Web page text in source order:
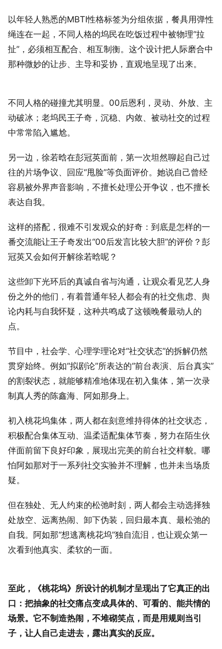
以年轻人熟悉的MBTI性格标签为分组依据，餐具用弹性
绳连在一起，不同人格的坞民在吃饭过程中被物理“拉
扯”，必须相互配合、相互制衡。这个设计把人际磨合中
那种微妙的让步、主导和妥协，直观地呈现了出来。
不同人格的碰撞尤其明显。00后恩利，灵动、外放、主
动破冰；老坞民王子奇，沉稳、内敛、被动社交的过程
中常常陷入尴尬。
另一边，徐若晗在彭冠英面前，第一次坦然聊起自己过
往的片场争议、回应“甩脸”等负面评价。她说自己曾经
容易被外界声音影响，不擅长处理公开争议，也不擅长
表达自我。
这样的搭配，很难不引发观众的好奇：到底是怎样的一
番交流能让王子奇发出“00后发言比较大胆”的评价？彭
冠英又会如何开解徐若晗呢？
这些卸下光环后的真诚自省与沟通，让观众看见艺人身
份之外的他们，有着普通年轻人都会有的社交焦虑、舆
论内耗与自我怀疑，这种共鸣成了这顿晚餐最动人的
点。
节目中，社会学、心理学理论对“社交状态”的拆解仍然
贯穿始终。例如“拟剧论”所表达的“前台表演、后台真实”
的割裂状态，就能够精准地体现在初入集体，第一次录
制真人秀的陈鑫海、阿如那身上。
初入桃花坞集体，两人都在刻意维持得体的社交状态，
积极配合集体互动、温柔适配集体节奏，努力在陌生伙
伴面前留下良好印象，展现出完美的前台社交样貌。哪
怕阿如那对于一系列社交实验并不理解，也并未当场质
疑。
但在独处、无人约束的松弛时刻，两人都会主动选择独
处放空、远离热闹、卸下伪装，回归最本真、最松弛的
自我。阿如那“想逃离桃花坞”独自流泪，也让观众第一
次看到他真实、柔软的一面。
至此，《桃花坞》所设计的机制才呈现出了它真正的出
口：把抽象的社交痛点变成具体的、可看的、能共情的
场景。它不制造热闹，不堆砌笑点，而是用规则当引
子，让人自己走进去，露出真实的反应。